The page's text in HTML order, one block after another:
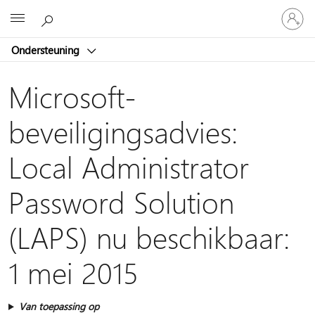
Ondersteuning
Meld
je
aan
je
Microsoft-
beveiligingsadvies:
Local Administrator
Password Solution
(LAPS) nu beschikbaar:
1 mei 2015
Van toepassing op